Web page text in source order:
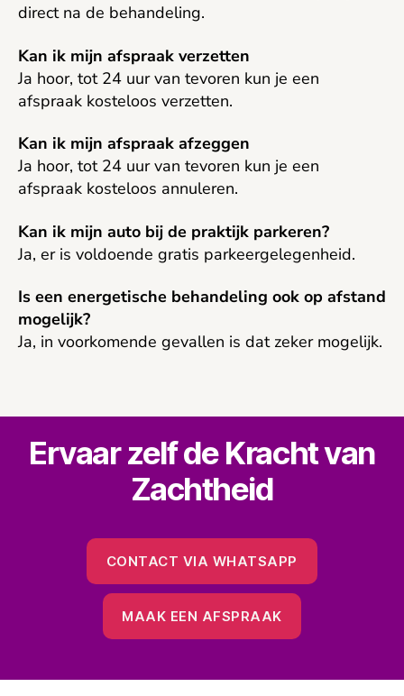
direct na de behandeling.
Kan ik mijn afspraak verzetten
Ja hoor, tot 24 uur van tevoren kun je een
afspraak kosteloos verzetten.
Kan ik mijn afspraak afzeggen
Ja hoor, tot 24 uur van tevoren kun je een
afspraak kosteloos annuleren.
Kan ik mijn auto bij de praktijk parkeren?
Ja, er is voldoende gratis parkeergelegenheid.
Is een energetische behandeling ook op afstand
mogelijk?
Ja, in voorkomende gevallen is dat zeker mogelijk.
Ervaar zelf de Kracht van
Zachtheid
CONTACT VIA WHATSAPP
MAAK EEN AFSPRAAK